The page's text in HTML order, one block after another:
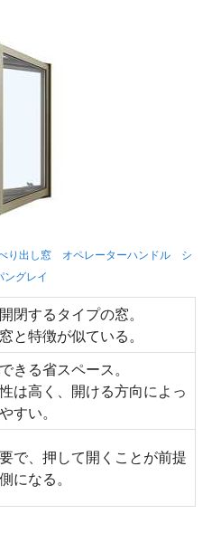
り出し窓 オペレーターハンドル シ
ングレイ
閉するタイプの窓。
と特徴が似ている。
きる省スペース。
は高く、開ける方向によっ
すい。
で、押して開くことが前提
になる。